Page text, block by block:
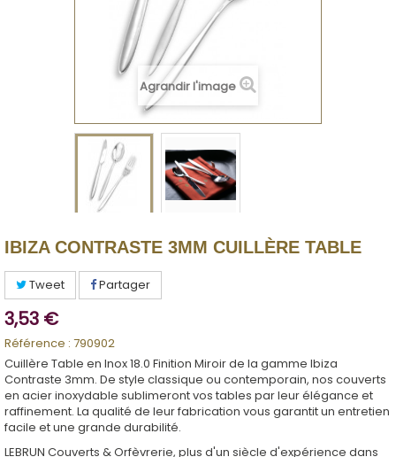
Agrandir l'image
IBIZA CONTRASTE 3MM CUILLÈRE TABLE
Tweet Partager
3,53 €
Référence : 790902
Cuillère Table en Inox 18.0 Finition Miroir de la gamme Ibiza
Contraste 3mm. De style classique ou contemporain, nos couverts
en acier inoxydable sublimeront vos tables par leur élégance et
raffinement. La qualité de leur fabrication vous garantit un entretien
facile et une grande durabilité.
LEBRUN Couverts & Orfèvrerie, plus d'un siècle d'expérience dans